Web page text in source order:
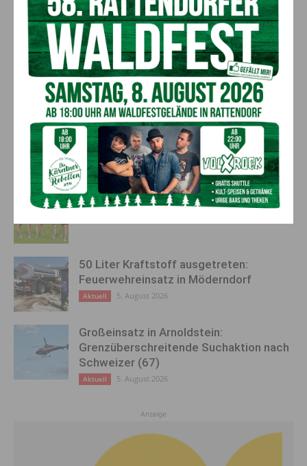
Entscheidung für die langfristige Stabilität des Standorts trotz
der damit verbundenen Entlassungen.
Vorheriger Artikel
Die grüne Seele des Gartens
Nächster Artikel
Feierliche
Jahreshauptversammlung der
KLM Ortsgruppe Rattendorf
AKTUELLES
Kirchtag in St. Lorenzen
50 Liter Kraftstoff ausgetreten:
Feuerwehreinsatz in Möderndorf
Aktuell 5. August 2026
Großeinsatz in Arnoldstein:
Grenzüberschreitende Suchaktion nach
Schweizer (67)
Aktuell 5. August 2026
Anzeige